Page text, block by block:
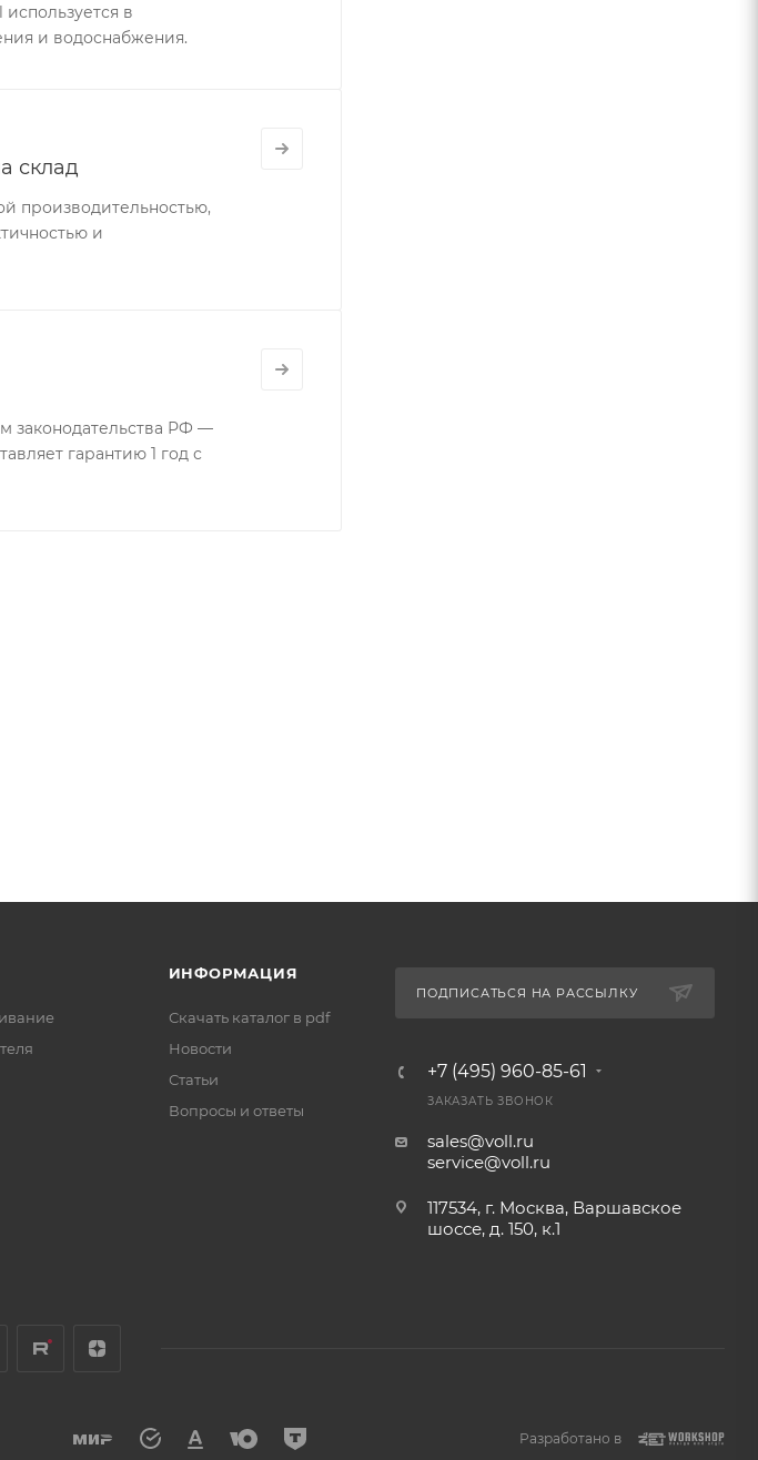
в
и водоснабжения.
склад
производительностью,
и
законодательства РФ —
гарантию 1 год с
ИНФОРМАЦИЯ
Скачать каталог в pdf
Новости
Статьи
Вопросы и ответы
ПОДПИСАТЬСЯ НА РАССЫЛКУ
+7 (495) 960-85-61
ЗАКАЗАТЬ ЗВОНОК
sales@voll.ru
service@voll.ru
117534, г. Москва, Варшавское
шоссе, д. 150, к.1
Разработано в